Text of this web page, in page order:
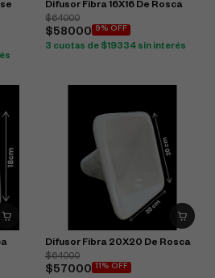
Difusor Fibra 16X16 De Rosca
$64000
$58000 9% OFF
3 cuotas de $19334 sin interés
Difusor Fibra 20X20 De Rosca
$64000
$57000 11% OFF